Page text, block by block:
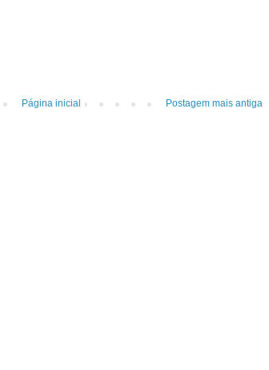
Postagem mais antiga
Página inicial